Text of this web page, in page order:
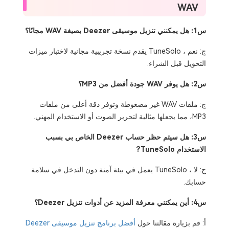
WAV
س1: هل يمكنني تنزيل موسيقى Deezer بصيغة WAV مجانًا؟
ج: نعم ، TuneSolo يقدم نسخة تجريبية مجانية لاختبار ميزات
التحويل قبل الشراء.
س2: هل يوفر WAV جودة أفضل من MP3؟
ج: ملفات WAV غير مضغوطة وتوفر دقة أعلى من ملفات
MP3، مما يجعلها مثالية لتحرير الصوت أو الاستخدام المهني.
س3: هل سيتم حظر حساب Deezer الخاص بي بسبب
الاستخدام TuneSolo?
ج: لا ، TuneSolo يعمل في بيئة آمنة دون التدخل في سلامة
حسابك.
س4: أين يمكنني معرفة المزيد عن أدوات تنزيل Deezer؟
أ: قم بزيارة مقالتنا حول أفضل برنامج تنزيل موسيقى Deezer